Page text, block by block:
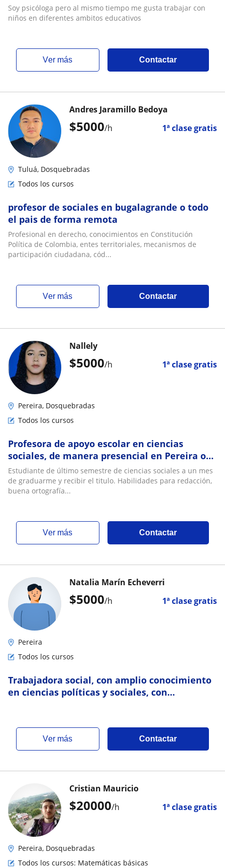
Soy psicóloga pero al mismo tiempo me gusta trabajar con
niños en diferentes ambitos educativos
ver más Contactar
$5000/h 1ª clase gratis
Andres Jaramillo Bedoya
Tuluá, Dosquebradas
Todos los cursos
profesor de sociales en bugalagrande o todo
el pais de forma remota
Profesional en derecho, conocimientos en Constitución
Política de Colombia, entes territoriales, mecanismos de
participación ciudadana, cód...
ver más Contactar
$5000/h 1ª clase gratis
Nallely
Pereira, Dosquebradas
Todos los cursos
Profesora de apoyo escolar en ciencias
sociales, de manera presencial en Pereira o
virtual en toda Colombia
Estudiante de último semestre de ciencias sociales a un mes
de graduarme y recibir el titulo. Habilidades para redacción,
buena ortografía...
ver más Contactar
$5000/h 1ª clase gratis
Natalia Marín Echeverri
Pereira
Todos los cursos
Trabajadora social, con amplio conocimiento
en ciencias políticas y sociales, con
ver más Contactar
$20000/h 1ª clase gratis
Cristian Mauricio
Pereira, Dosquebradas
Todos los cursos: Matemáticas básicas